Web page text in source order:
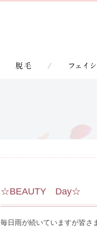
☆BEAUTY Day☆
毎日雨が続いていますが皆さ